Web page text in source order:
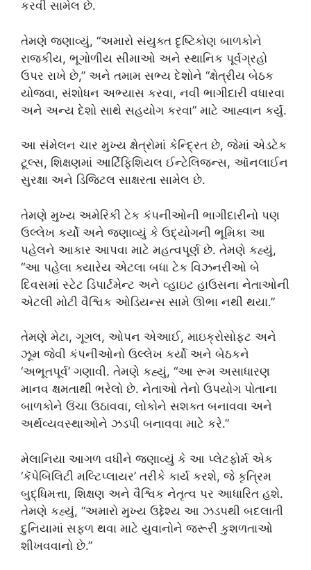
કરવી સામેલ છે.
તેમણે જણાવ્યું, “અમારો સંયુક્ત દૃષ્ટિકોણ બાળકોને
રાજકીય, ભૂગોળીય સીમાઓ અને સ્થાનિક પૂર્વગ્રહો
ઉપર રાખે છે,” અને તમામ સભ્ય દેશોને “ક્ષેત્રીય બેઠક
યોજવા, સંશોધન અભ્યાસ કરવા, નવી ભાગીદારી વધારવા
અને અન્ય દેશો સાથે સહયોગ કરવા” માટે આહ્વાન કર્યું.
આ સંમેલન ચાર મુખ્ય ક્ષેત્રોમાં કેન્દ્રિત છે, જેમાં એડટેક
ટૂલ્સ, શિક્ષણમાં આર્ટિફિશિયલ ઈન્ટેલિજન્સ, ઑનલાઈન
સુરક્ષા અને ડિજિટલ સાક્ષરતા સામેલ છે.
તેમણે મુખ્ય અમેરિકી ટેક કંપનીઓની ભાગીદારીનો પણ
ઉલ્લેખ કર્યો અને જણાવ્યું કે ઉદ્યોગની ભૂમિકા આ
પહેલને આકાર આપવા માટે મહત્વપૂર્ણ છે. તેમણે કહ્યું,
“આ પહેલા ક્યારેય એટલા બધા ટેક વિઝનરીઓ બે
દિવસમાં સ્ટેટ ડિપાર્ટમેન્ટ અને વ્હાઇટ હાઉસના નેતાઓની
એટલી મોટી વૈશ્વિક ઓડિયન્સ સામે ઊભા નથી થયા.”
તેમણે મેટા, ગૂગલ, ઓપન એઆઈ, માઇક્રોસોફ્ટ અને
ઝૂમ જેવી કંપનીઓનો ઉલ્લેખ કર્યો અને બેઠકને
‘અભૂતપૂર્વ’ ગણાવી. તેમણે કહ્યું, “આ રૂમ અસાધારણ
માનવ ક્ષમતાથી ભરેલો છે. નેતાઓ તેનો ઉપયોગ પોતાના
બાળકોને ઉંચા ઉઠાવવા, લોકોને સશક્ત બનાવવા અને
અર્થવ્યવસ્થાઓને ઝડપી બનાવવા માટે કરે.”
મેલાનિયા આગળ વધીને જણાવ્યું કે આ પ્લેટફોર્મ એક
‘કૅપેબિલિટી મલ્ટિપ્લાયર’ તરીકે કાર્ય કરશે, જે કૃત્રિમ
બુદ્ધિમત્તા, શિક્ષણ અને વૈશ્વિક નેતૃત્વ પર આધારિત હશે.
તેમણે કહ્યું, “અમારો મુખ્ય ઉદ્દેશ્ય આ ઝડપથી બદલાતી
દુનિયામાં સફળ થવા માટે યુવાનોને જરૂરી કુશળતાઓ
શીખવવાનો છે.”